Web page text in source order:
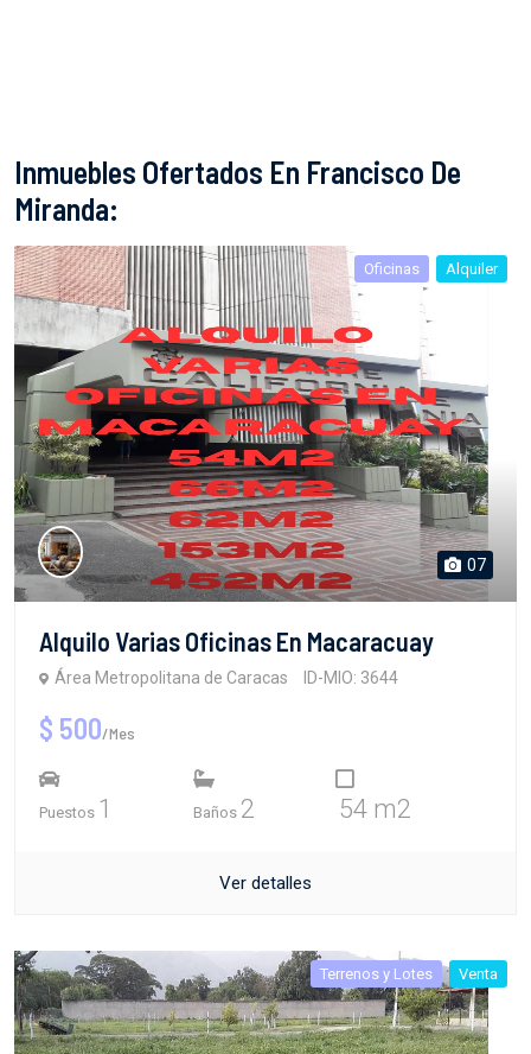
Inmuebles Ofertados En Francisco De
Miranda:
Oficinas Alquiler
07
Alquilo Varias Oficinas En Macaracuay
Área Metropolitana de Caracas ID-MIO: 3644
$ 500/Mes
Puestos 1 Baños 2 54 m2
Ver detalles
Terrenos y Lotes Venta